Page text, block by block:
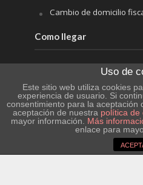
Cambio de domicilio
Como llegar
Hife
Renfe
Aeropuerto de Barcelona
Aeropuerto de Zaragoza
Aeropuerto de Reus
Uso de
Este sitio web utiliza cookies
experiencia de usuario. Si
consentimiento para la aceptación
aceptación de nuestra política de
mayor información.
Más
enlace para